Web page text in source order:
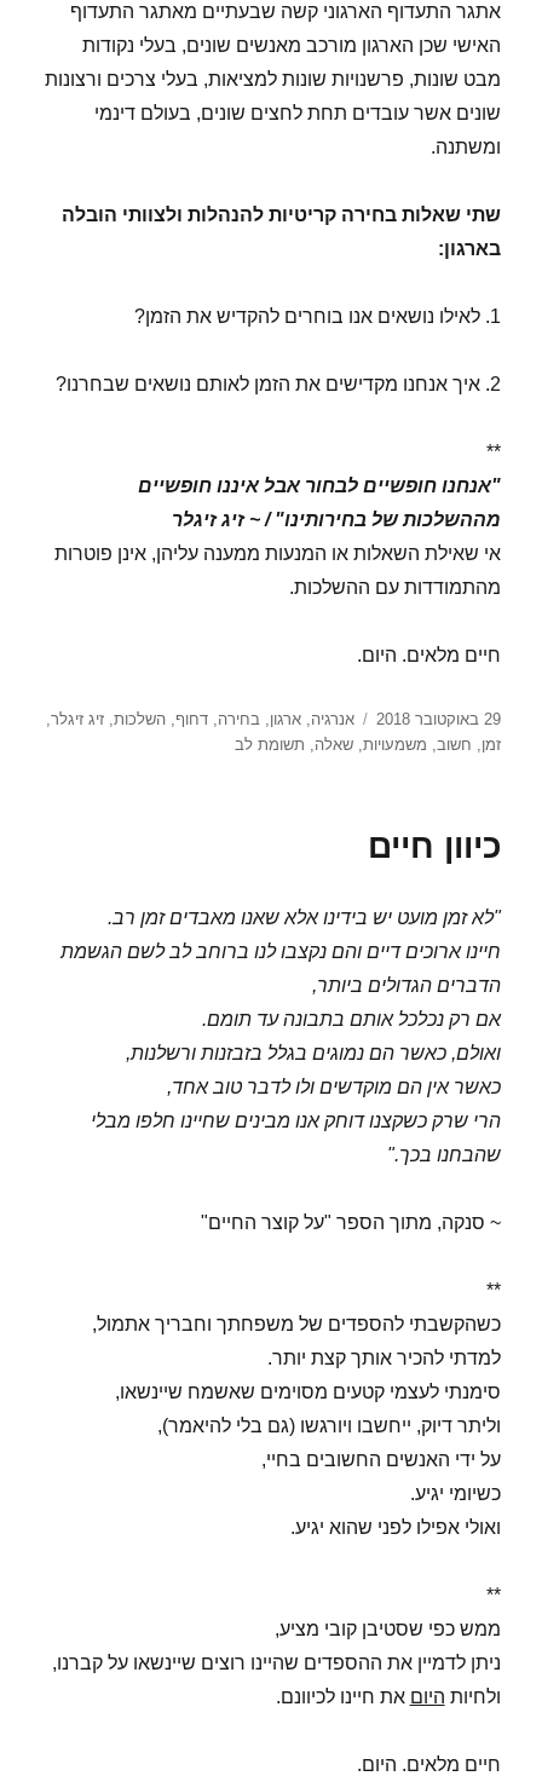
אתגר התעדוף הארגוני קשה שבעתיים מאתגר התעדוף
האישי שכן הארגון מורכב מאנשים שונים, בעלי נקודות
מבט שונות, פרשנויות שונות למציאות, בעלי צרכים ורצונות
שונים אשר עובדים תחת לחצים שונים, בעולם דינמי
ומשתנה.
שתי שאלות בחירה קריטיות להנהלות ולצוותי הובלה
בארגון:
1. לאילו נושאים אנו בוחרים להקדיש את הזמן?
2. איך אנחנו מקדישים את הזמן לאותם נושאים שבחרנו?
**
"אנחנו חופשיים לבחור אבל איננו חופשיים
מההשלכות של בחירותינו" / ~ זיג זיגלר
אי שאילת השאלות או המנעות ממענה עליהן, אינן פוטרות
מהתמודדות עם ההשלכות.
חיים מלאים. היום.
פורסם
בתאריך
29 באוקטובר 2018 תגיות
אנרגיה,ארגון,בחירה,דחוף,השלכות,זיג זיגלר,
זמן, חשוב, משמעויות,שאלה, תשומת לב
כיוון חיים
"לא זמן מועט יש בידינו אלא שאנו מאבדים זמן רב.
חיינו ארוכים דיים והם נקצבו לנו ברוחב לב לשם הגשמת
הדברים הגדולים ביותר,
אם רק נכלכל אותם בתבונה עד תומם.
ואולם, כאשר הם נמוגים בגלל בזבזנות ורשלנות,
כאשר אין הם מוקדשים ולו לדבר טוב אחד,
הרי שרק כשקצנו דוחק אנו מבינים שחיינו חלפו מבלי
שהבחנו בכך."
~ סנקה, מתוך הספר "על קוצר החיים"
**
כשהקשבתי להספדים של משפחתך וחבריך אתמול,
למדתי להכיר אותך קצת יותר.
סימנתי לעצמי קטעים מסוימים שאשמח שיינשאו,
וליתר דיוק, ייחשבו ויורגשו (גם בלי להיאמר),
על ידי האנשים החשובים בחיי,
כשיומי יגיע.
ואולי אפילו לפני שהוא יגיע.
**
ממש כפי שסטיבן קובי מציע,
ניתן לדמיין את ההספדים שהיינו רוצים שיינשאו על קברנו,
ולחיות היום את חיינו לכיוונם.
חיים מלאים. היום.